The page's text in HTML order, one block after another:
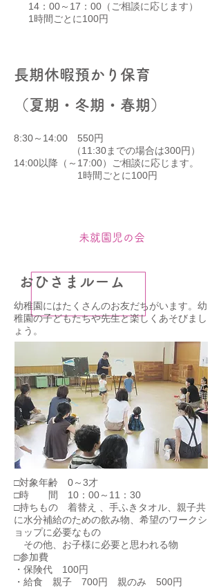
14：00～17：00（ご相談に応じます）
1時間ごとに100円
長期休暇預かり保育
（夏期・冬期・春期）
8:30～14:00 550円
（11:30までの場合は300円）
14:00以降（～17:00）ご相談に応じます。
1時間ごとに100円
未就園児の会
​おひさまルーム
幼稚園にはたくさんのお友だちがいます。幼
稚園の子どもたちや先生と楽しくあそびまし
ょう。
□対象年齢 0～3才
□時 間 10：00～11：30
□持ちもの 着替え 、手ふきタオル、親子共
に水分補給のための飲み物、希望のワークシ
ョップに必要なもの
その他、お子様に必要と思われる物
□参加費
・保険代 100円
・給食 親子 700円 親のみ 500円